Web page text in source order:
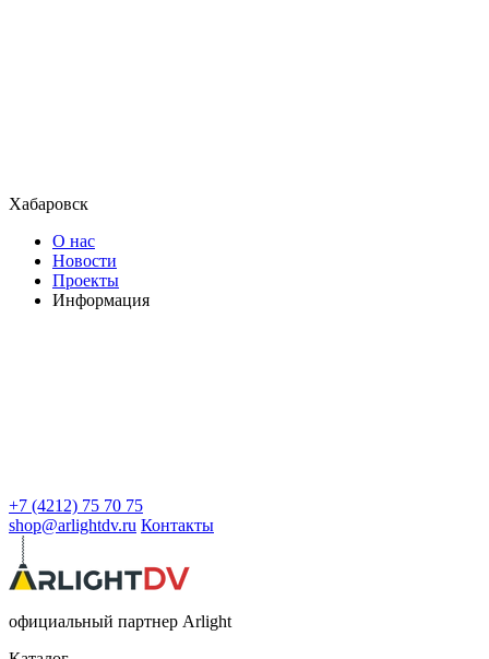
Хабаровск
О нас
Новости
Проекты
Информация
+7 (4212) 75 70 75
shop@arlightdv.ru Контакты
официальный партнер Arlight